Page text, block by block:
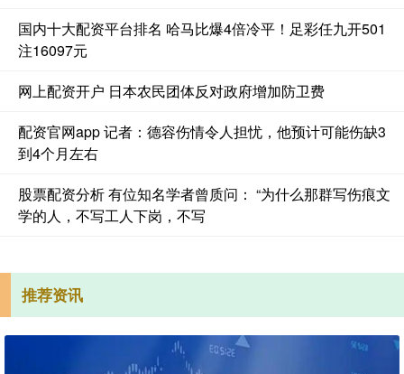
国内十大配资平台排名 哈马比爆4倍冷平！足彩任九开501
注16097元
网上配资开户 日本农民团体反对政府增加防卫费
配资官网app 记者：德容伤情令人担忧，他预计可能伤缺3
到4个月左右
股票配资分析 有位知名学者曾质问： “为什么那群写伤痕文
学的人，不写工人下岗，不写
推荐资讯